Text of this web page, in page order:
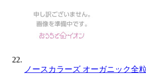
ノースカラーズ オーガニック全